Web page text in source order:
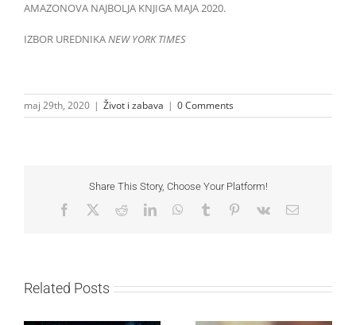
AMAZONOVA NAJBOLJA KNJIGA MAJA 2020.
IZBOR UREDNIKANEW YORK TIMES
maj 29th, 2020 | Život i zabava | 0 Comments
Share This Story, Choose Your Platform!
Facebook RedditLinkedInWhatsApp
Tumblr Pinterest
Vk Email
Related Posts